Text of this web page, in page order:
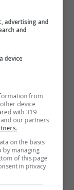
dei
della
mari?
advertising and
and
device
from
device
with 319
our partners
on the basis
by managing
of this page
in privacy